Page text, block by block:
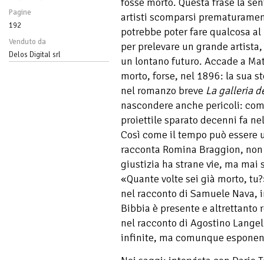
Pagine
192
Venduto da
Delos Digital srl
artisti scomparsi
potrebbe poter fare qualcosa
per prelevare un grande
un lontano futuro. Accade a
morto, forse, nel 1896: la sua
nel romanzo breve La galleria
nascondere anche pericoli:
proiettile sparato decenni fa
Così come il tempo può essere
racconta Romina Braggion,
giustizia ha strane vie, ma mai
«Quante volte sei già morto,
nel racconto di Samuele
Bibbia è presente e altrettanto
nel racconto di Agostino
infinite, ma comunque